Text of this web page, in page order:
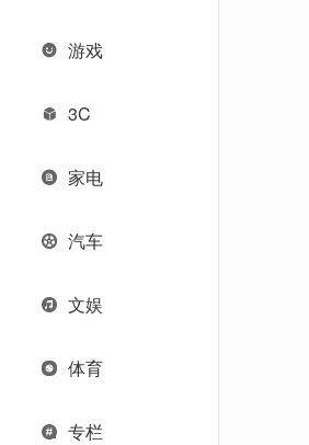
游戏
3C
家电
汽车
文娱
体育
专栏